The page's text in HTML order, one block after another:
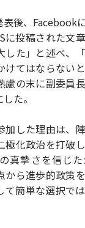
後、Facebook
に投稿された文
した」と述べ、
けてはならない
慮の末に副委員
た。
加した理由は、
極化政治を打破
真摯さを信じた
から進歩的政策
て簡単な選択で